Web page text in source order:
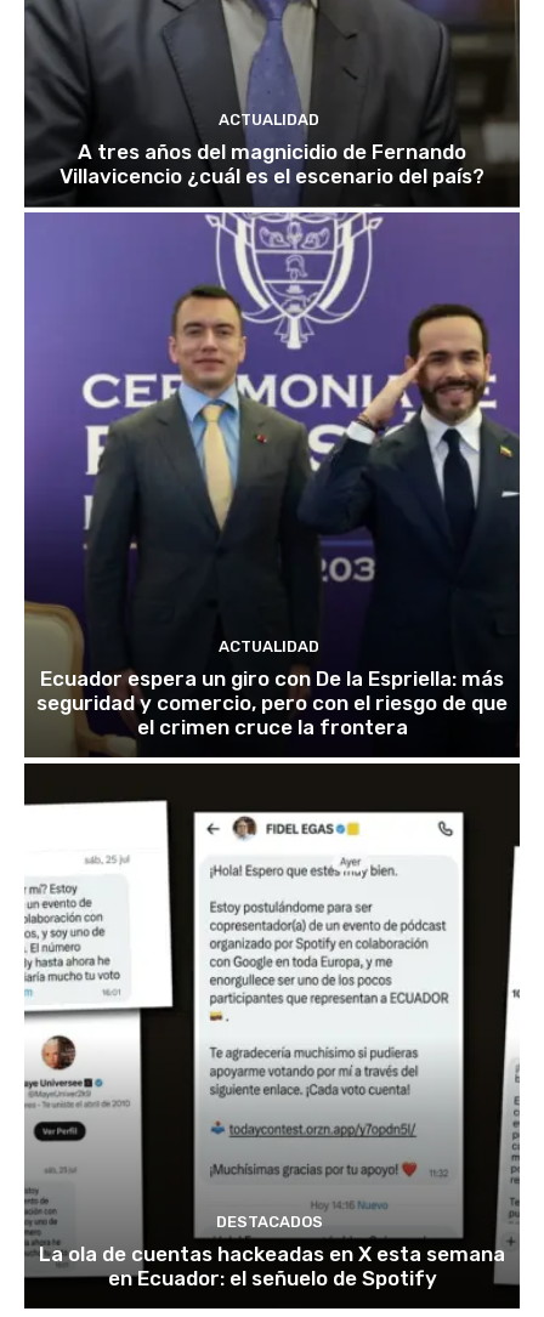
ACTUALIDAD
A tres años del magnicidio de Fernando
Villavicencio ¿cuál es el escenario del país?
ACTUALIDAD
Ecuador espera un giro con De la Espriella: más
seguridad y comercio, pero con el riesgo de que
el crimen cruce la frontera
DESTACADOS
La ola de cuentas hackeadas en X esta semana
en Ecuador: el señuelo de Spotify